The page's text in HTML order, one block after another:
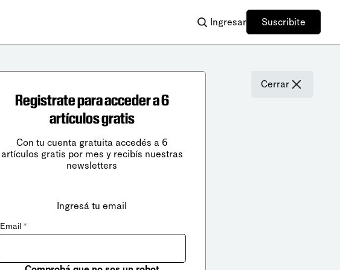
Ingresar Suscribite
Cerrar
Registrate para acceder a 6
artículos gratis
Con tu cuenta gratuita accedés a 6
artículos gratis por mes y recibís nuestras
newsletters
Ingresá tu email
Email *